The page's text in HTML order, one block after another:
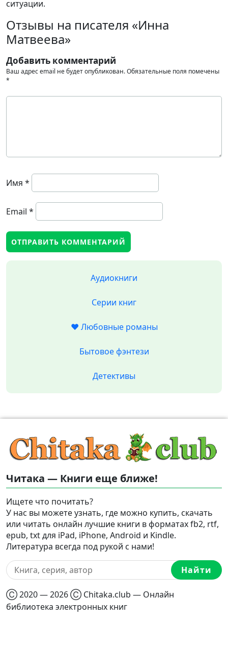
ситуации.
Отзывы на писателя «Инна
Матвеева»
Добавить комментарий
Ваш адрес email не будет опубликован.Обязательные поля помечены
*
Имя *
Email *
Аудиокниги
Серии книг
❤️ Любовные романы
Бытовое фэнтези
Детективы
Читака — Книги еще ближе!
Ищете что почитать?
У нас вы можете узнать, где можно купить, скачать
или читать онлайн лучшие книги в форматах fb2, rtf,
epub, txt для iPad, iPhone, Android и Kindle.
Литература всегда под рукой с нами!
Найти
Ⓒ 2020 — 2026 Ⓒ Chitaka.club — Онлайн
библиотека электронных книг